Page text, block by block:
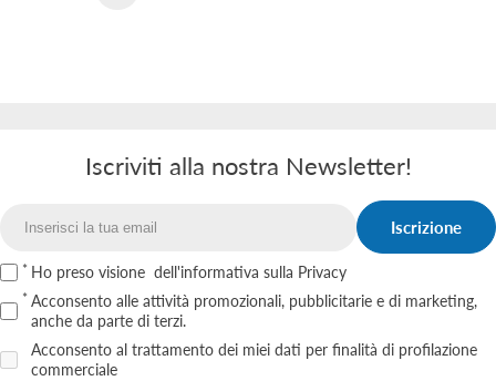
Iscriviti alla nostra Newsletter!
Iscrizione
Ho preso visione dell'informativa sulla Privacy
Acconsento alle attività promozionali, pubblicitarie e di marketing,
anche da parte di terzi.
Acconsento al trattamento dei miei dati per finalità di profilazione
commerciale